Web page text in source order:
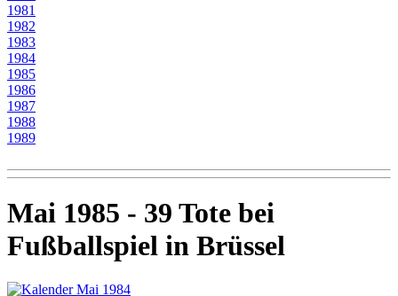
1981
1982
1983
1984
1985
1986
1987
1988
1989
Mai 1985 - 39 Tote bei
Fußballspiel in Brüssel